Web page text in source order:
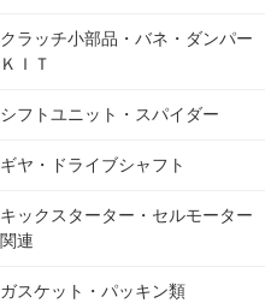
クラッチ小部品・バネ・ダンパー
ＫＩＴ
シフトユニット・スパイダー
ギヤ・ドライブシャフト
キックスターター・セルモーター
関連
ガスケット・パッキン類